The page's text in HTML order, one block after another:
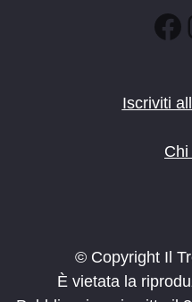
Iscriviti
© Copyright Il
È vietata la